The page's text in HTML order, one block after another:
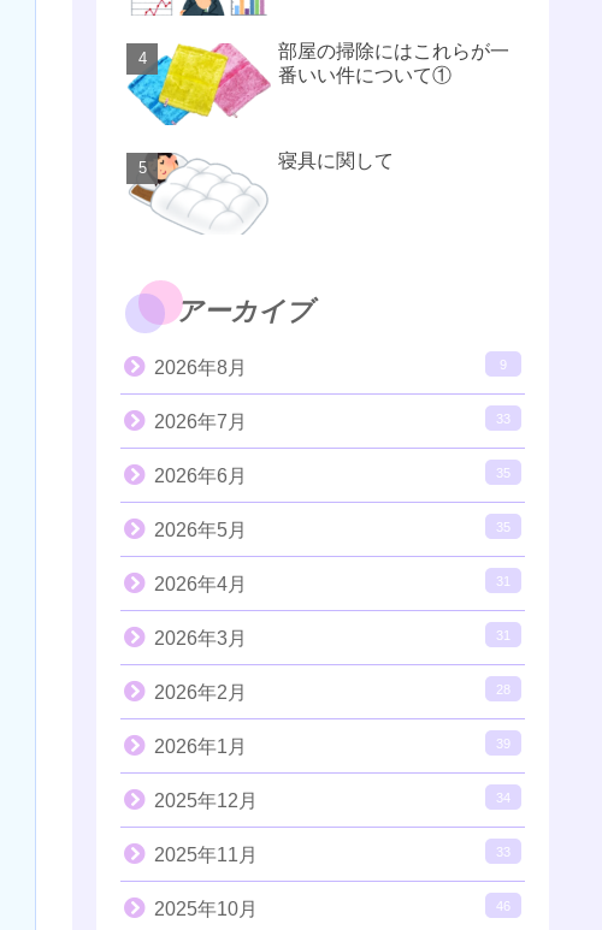
部屋の掃除にはこれらが一
番いい件について①
寝具に関して
アーカイブ
2026年8月 9
2026年7月 33
2026年6月 35
2026年5月 35
2026年4月 31
2026年3月 31
2026年2月 28
2026年1月 39
2025年12月 34
2025年11月 33
2025年10月 46